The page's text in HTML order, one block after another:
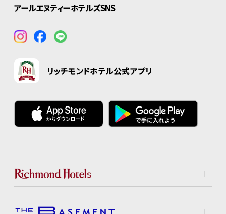
アールエヌティーホテルズSNS
リッチモンドホテル公式アプリ